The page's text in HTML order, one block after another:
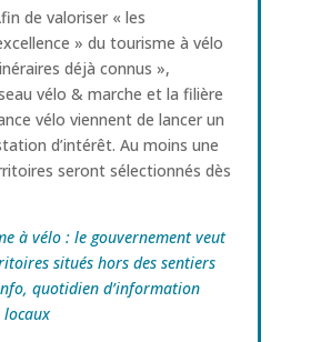
de valoriser « les
» du tourisme à vélo
déjà connus »,
vélo & marche et la filière
vélo viennent de lancer un
d’intérêt. Au moins une
seront sélectionnés dès
à vélo : le gouvernement veut
situés hors des sentiers
quotidien d’information
locaux